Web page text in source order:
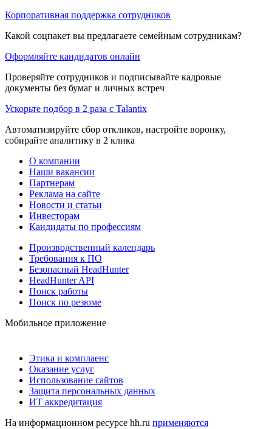
Корпоративная поддержка сотрудников
Какой соцпакет вы предлагаете семейным сотрудникам?
Оформляйте кандидатов онлайн
Проверяйте сотрудников и подписывайте кадровые
документы без бумаг и личных встреч
Ускорьте подбор в 2 раза с Talantix
Автоматизируйте сбор откликов, настройте воронку,
собирайте аналитику в 2 клика
О компании
Наши вакансии
Партнерам
Реклама на сайте
Новости и статьи
Инвесторам
Кандидаты по профессиям
Производственный календарь
Требования к ПО
Безопасный HeadHunter
HeadHunter API
Поиск работы
Поиск по резюме
Мобильное приложение
Этика и комплаенс
Оказание услуг
Использование сайтов
Защита персональных данных
ИТ аккредитация
На информационном ресурсе hh.ru применяются